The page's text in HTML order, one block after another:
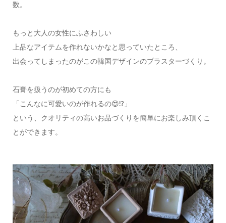
数。
もっと大人の女性にふさわしい
上品なアイテムを作れないかなと思っていたところ、
出会ってしまったのがこの韓国デザインのプラスターづくり。
石膏を扱うのが初めての方にも
「こんなに可愛いのが作れるの😍⁉️」
という、クオリティの高いお品づくりを簡単にお楽しみ頂くこ
とができます。